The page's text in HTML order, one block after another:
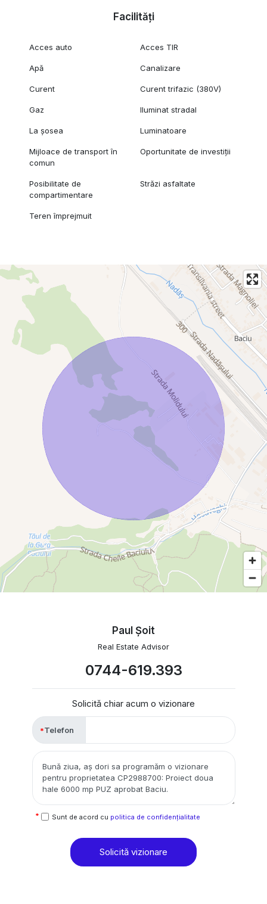
Facilități
Acces auto Acces TIR
Apă Canalizare
Curent Curent trifazic (380V)
Gaz Iluminat stradal
La șosea Luminatoare
Mijloace de transport în
comun
Oportunitate de investiții
Posibilitate de
compartimentare
Străzi asfaltate
Teren împrejmuit
Paul Şoit
Real Estate Advisor
0744-619.393
Solicită chiar acum o vizionare
Telefon
Sunt de acord cu politica de confidențialitate
Solicită vizionare